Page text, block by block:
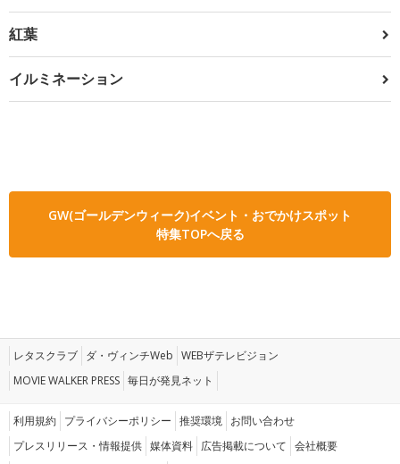
紅葉
イルミネーション
GW(ゴールデンウィーク)イベント・おでかけスポット
特集TOPへ戻る
レタスクラブ ダ・ヴィンチWeb WEBザテレビジョン
MOVIE WALKER PRESS 毎日が発見ネット
利用規約 プライバシーポリシー 推奨環境 お問い合わせ
プレスリリース・情報提供 媒体資料 広告掲載について 会社概要